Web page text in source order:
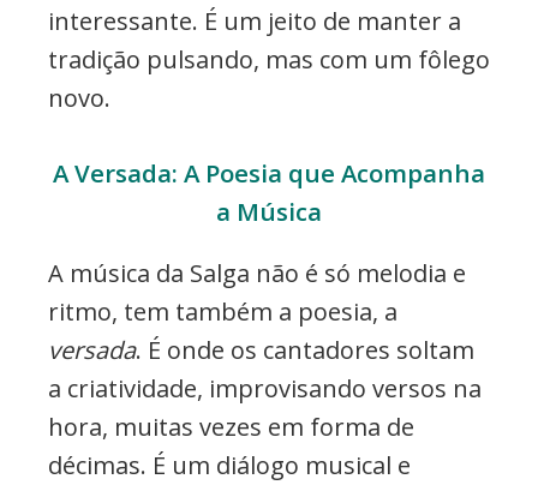
interessante. É um jeito de manter a
tradição pulsando, mas com um fôlego
novo.
A Versada: A Poesia que Acompanha
a Música
A música da Salga não é só melodia e
ritmo, tem também a poesia, a
versada. É onde os cantadores soltam
a criatividade, improvisando versos na
hora, muitas vezes em forma de
décimas. É um diálogo musical e